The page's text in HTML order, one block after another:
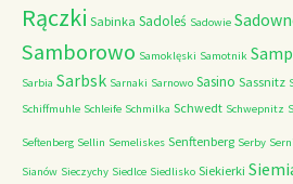
Rączki Sabinka Sadoleś Sadowie
Samborowo Samoklęski Samotnik
Sarbia Sarbsk Sarnaki Sarnowo Sasino Sassnitz
Schiffmuhle Schleife Schmilka Schwedt Schwepnitz
Seftenberg Sellin Semeliskes Senftenberg Serby
Sianów Sieczychy Siedlce Siedlisko Siekierki